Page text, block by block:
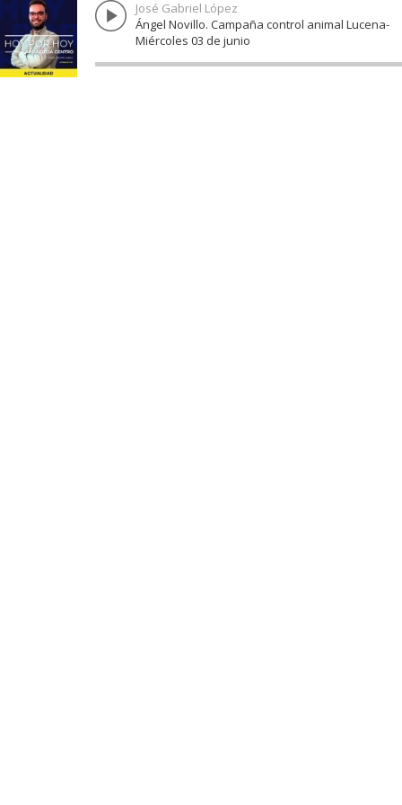
José Gabriel López
Ángel Novillo. Campaña control animal Lucena-
Miércoles 03 de junio